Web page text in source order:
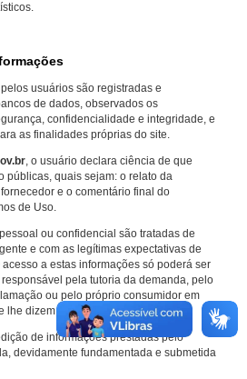
usuários são registradas e
de dados, observados os
confidencialidade e integridade, e
as finalidades próprias do site.
, o usuário declara ciência de que
públicas, quais sejam: o relato da
e o comentário final do
de Uso.
ou confidencial são tratadas de
e com as legítimas expectativas de
a estas informações só poderá ser
pela tutoria da demanda, pelo
ou pelo próprio consumidor em
lhe dizem respeito.
de informações prestadas pelo
devidamente fundamentada e submetida